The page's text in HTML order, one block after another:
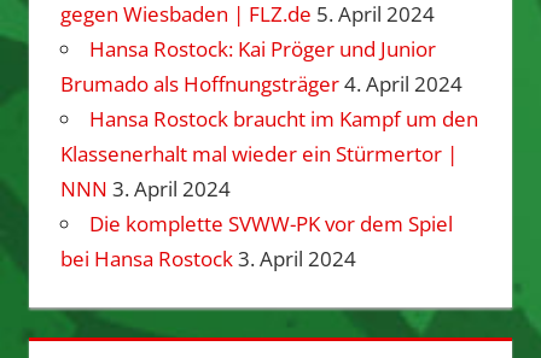
gegen Wiesbaden | FLZ.de 5. April 2024
Hansa Rostock: Kai Pröger und Junior
Brumado als Hoffnungsträger4. April 2024
Hansa Rostock braucht im Kampf um den
Klassenerhalt mal wieder ein Stürmertor |
NNN 3. April 2024
Die komplette SVWW-PK vor dem Spiel
bei Hansa Rostock3. April 2024